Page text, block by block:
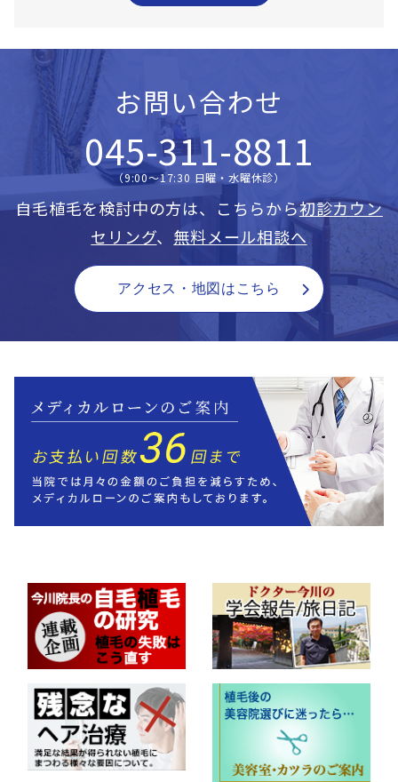
お問い合わせ
045-311-8811
（9:00〜17:30 日曜・水曜休診）
自毛植毛を検討中の方は、こちらから初診カウン
セリング、 無料メール相談へ
アクセス・地図はこちら